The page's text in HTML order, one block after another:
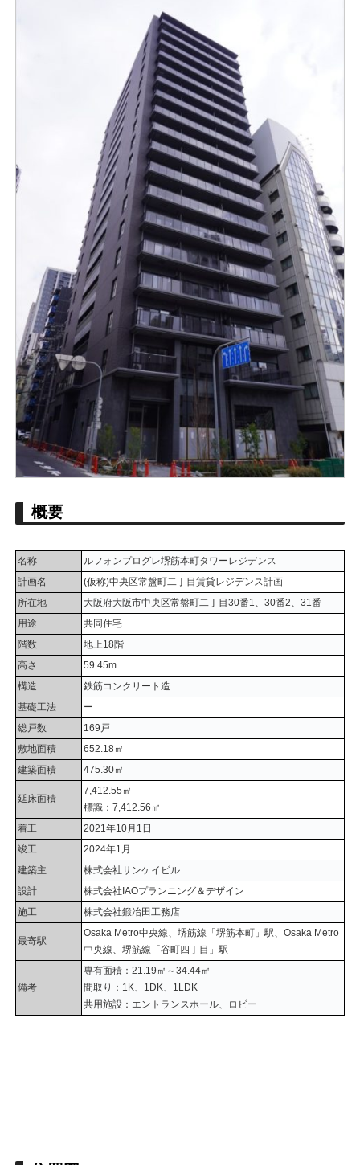
概要
名称
ルフォンプログレ堺筋本町タワーレジデンス
計画名
(仮称)中央区常盤町二丁目賃貸レジデンス計画
所在地
大阪府大阪市中央区常盤町二丁目30番1、30番2、31番
用途
共同住宅
階数
地上18階
高さ
59.45m
構造
鉄筋コンクリート造
基礎工法
ー
総戸数
169戸
敷地面積
652.18㎡
建築面積
475.30㎡
延床面積
7,412.55㎡
標識：7,412.56㎡
着工
2021年10月1日
竣工
2024年1月
建築主
株式会社サンケイビル
設計
株式会社IAOプランニング＆デザイン
施工
株式会社鍛冶田工務店
最寄駅
Osaka Metro中央線、堺筋線「堺筋本町」駅、Osaka Metro
中央線、堺筋線「谷町四丁目」駅
備考
専有面積：21.19㎡～34.44㎡
間取り：1K、1DK、1LDK
共用施設：エントランスホール、ロビー